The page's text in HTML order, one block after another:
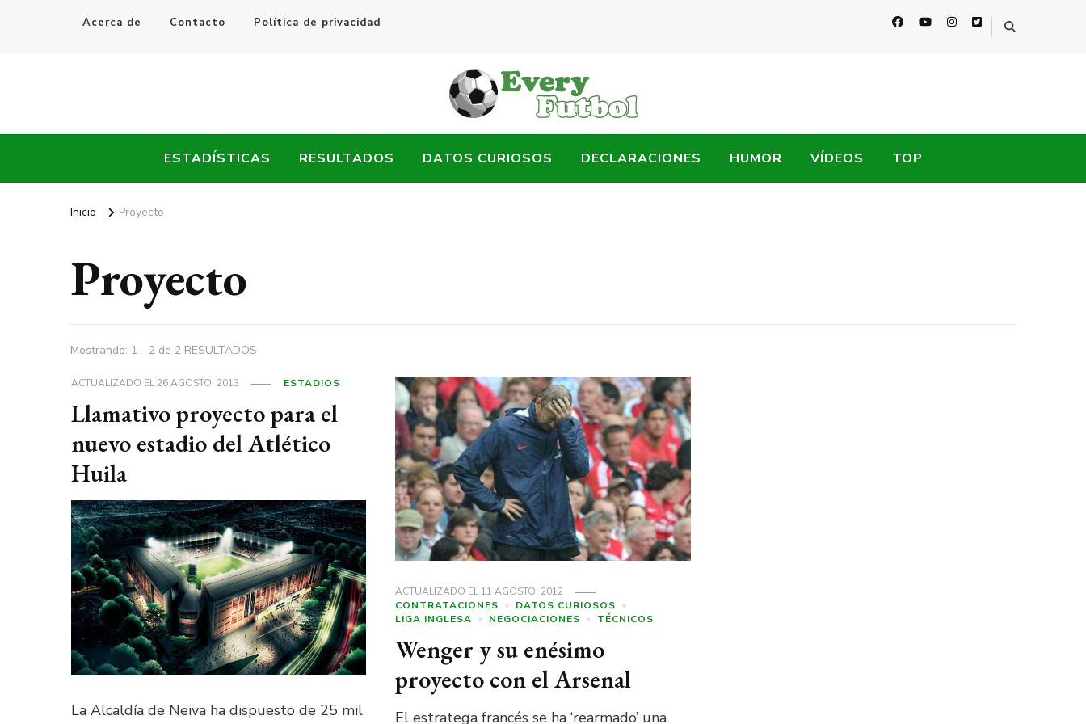
Acerca de Contacto Política de privacidad
Every Fútbol
ESTADÍSTICAS RESULTADOS DATOS CURIOSOS DECLARACIONES HUMOR VÍDEOS TOP
Inicio Proyecto
Proyecto
Mostrando: 1 - 2 de 2 RESULTADOS
ACTUALIZADO EL26 AGOSTO, 2013 ESTADIOS
Llamativo proyecto para el
nuevo estadio del Atlético
Huila
La Alcaldía de Neiva ha dispuesto de 25 mil
ACTUALIZADO EL11 AGOSTO, 2012
CONTRATACIONES
DATOS CURIOSOS
LIGA INGLESA
NEGOCIACIONES TÉCNICOS
Wenger y su enésimo
proyecto con el Arsenal
El estratega francés se ha ‘rearmado’ una